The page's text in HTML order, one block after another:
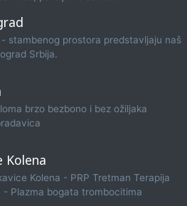
stambenog prostora predstavljaju naš
Srbija.
brzo bezbono i bez ožiljaka
Kolena
Kolena - PRP Tretman Terapija
- Plazma bogata trombocitima